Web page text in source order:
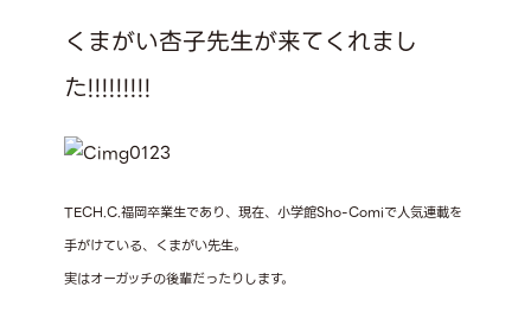
くまがい杏子先生が来てくれまし
た!!!!!!!!!
TECH.C.福岡卒業生であり、現在、小学館Sho-Comiで人気連載を
手がけている、くまがい先生。
実はオーガッチの後輩だったりします。